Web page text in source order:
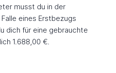
musst du in der
eines Erstbezugs
dich für eine gebrauchte
1.688,00 €.